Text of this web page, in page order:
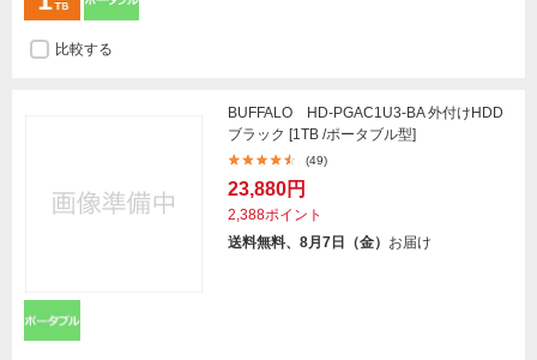
比較する
BUFFALO HD-PGAC1U3-BA 外付けHDD
ブラック [1TB /ポータブル型]
(49)
23,880円
2,388ポイント
送料無料、8月7日（金） お届け